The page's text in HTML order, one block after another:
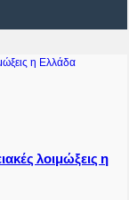
λοιμώξεις η